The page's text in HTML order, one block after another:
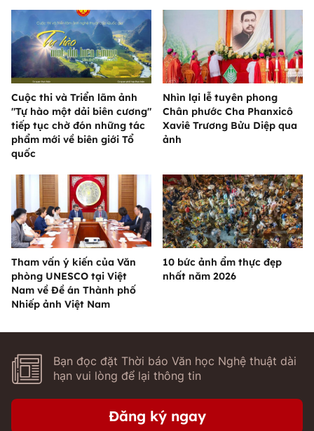
Cuộc thi và Triển lãm ảnh
"Tự hào một dải biên cương"
tiếp tục chờ đón những tác
phẩm mới về biên giới Tổ
quốc
Nhìn lại lễ tuyên phong
Chân phước Cha Phanxicô
Xaviê Trương Bửu Diệp qua
ảnh
Tham vấn ý kiến của Văn
phòng UNESCO tại Việt
Nam về Đề án Thành phố
Nhiếp ảnh Việt Nam
10 bức ảnh ẩm thực đẹp
nhất năm 2026
Bạn đọc đặt Thời báo Văn học Nghệ thuật dài
hạn vui lòng để lại thông tin
Đăng ký ngay